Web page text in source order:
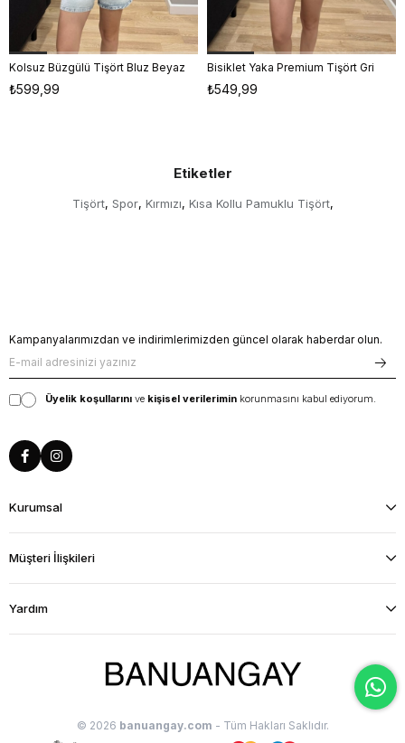
S M L
Kolsuz Büzgülü Tişört Bluz Beyaz
₺599,99
S M L
Bisiklet Yaka Premium Tişört Gri
₺549,99
Etiketler
Tişört, Spor, Kırmızı, Kısa Kollu Pamuklu Tişört,
Kampanyalarımızdan ve indirimlerimizden güncel olarak haberdar olun.
Üyelik koşullarını ve kişisel verilerimin korunmasını kabul ediyorum.
Kurumsal
Müşteri İlişkileri
Yardım
© 2026 banuangay.com - Tüm Hakları Saklıdır.